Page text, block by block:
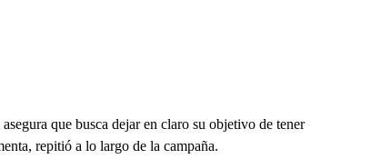
que busca dejar en claro su objetivo de tener
repitió a lo largo de la campaña.